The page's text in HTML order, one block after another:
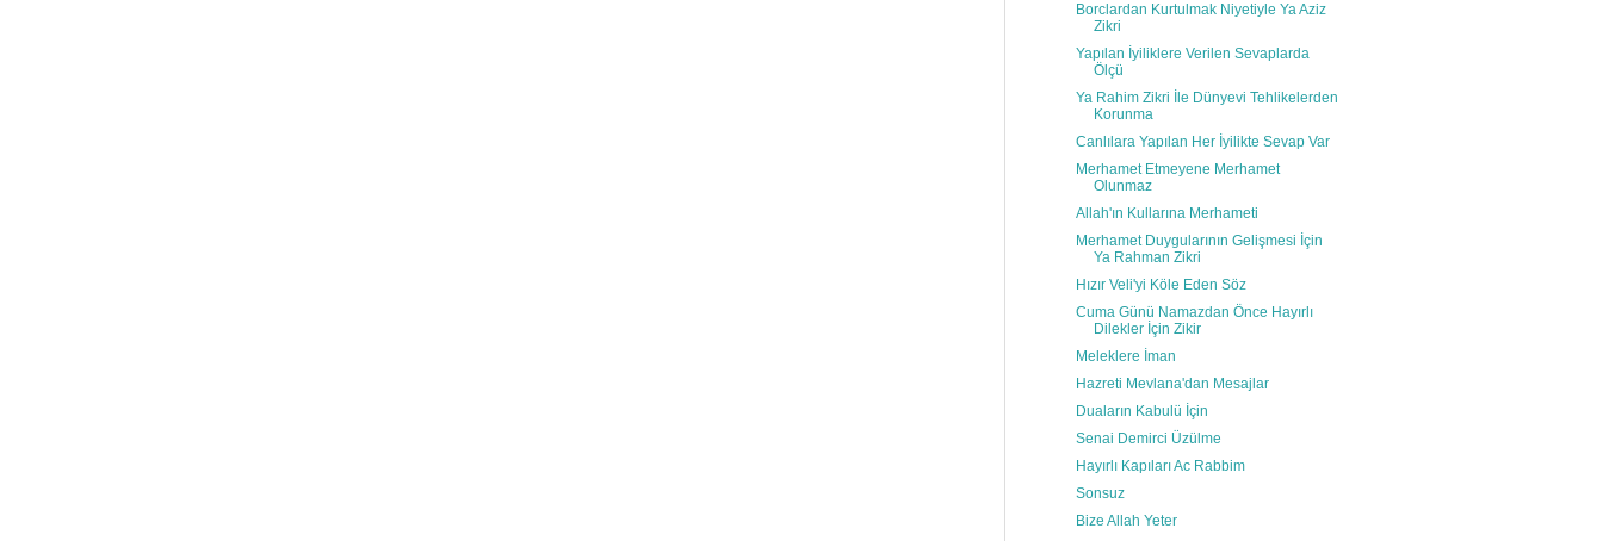
Borclardan Kurtulmak Niyetiyle Ya Aziz
Zikri
Yapılan İyiliklere Verilen Sevaplarda
Ölçü
Ya Rahim Zikri İle Dünyevi Tehlikelerden
Korunma
Canlılara Yapılan Her İyilikte Sevap Var
Merhamet Etmeyene Merhamet
Olunmaz
Allah'ın Kullarına Merhameti
Merhamet Duygularının Gelişmesi İçin
Ya Rahman Zikri
Hızır Veli'yi Köle Eden Söz
Cuma Günü Namazdan Önce Hayırlı
Dilekler İçin Zikir
Meleklere İman
Hazreti Mevlana'dan Mesajlar
Duaların Kabulü İçin
Senai Demirci Üzülme
Hayırlı Kapıları Ac Rabbim
Sonsuz
Bize Allah Yeter